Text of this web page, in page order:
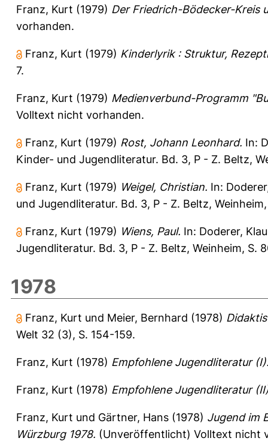
Franz, Kurt (1979) Der Friedrich-Bödecker-Kreis
vorhanden.
Franz, Kurt (1979) Kinderlyrik : Struktur,
7.
Franz, Kurt (1979) Medienverbund-Programm
Volltext nicht vorhanden.
Franz, Kurt (1979) Rost, Johann Leonhard. In:
Kinder- und Jugendliteratur. Bd. 3, P - Z. Beltz,
Franz, Kurt (1979) Weigel, Christian. In:
und Jugendliteratur. Bd. 3, P - Z. Beltz,
Franz, Kurt (1979) Wiens, Paul. In: Doderer,
Jugendliteratur. Bd. 3, P - Z. Beltz, Weinheim, S.
1978
Franz, Kurt und Meier, Bernhard (1978)
Welt 32 (3), S. 154-159.
Franz, Kurt (1978) Empfohlene Jugendliteratur
Franz, Kurt (1978) Empfohlene Jugendliteratur
Franz, Kurt und Gärtner, Hans (1978) Jugend im
Würzburg 1978. (Unveröffentlicht) Volltext nicht